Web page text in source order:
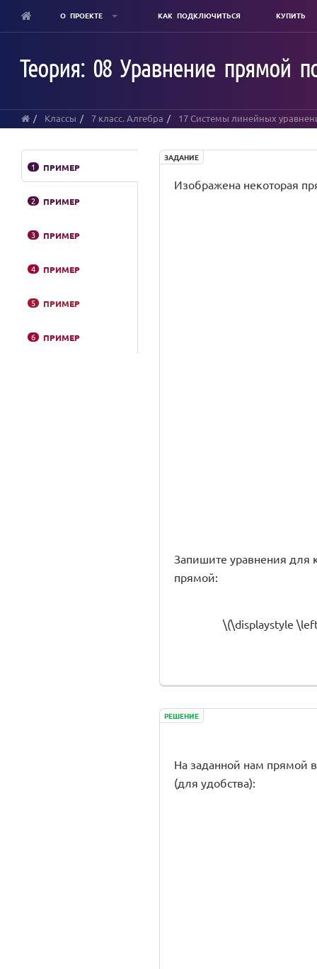
content
О ПРОЕКТЕ КАК ПОДКЛЮЧИТЬСЯ КУПИТЬ
Теория: 08 Уравнение прямой
Классы 7 класс. Алгебра 17 Системы линейных
1 ПРИМЕР
2 ПРИМЕР
3 ПРИМЕР
4 ПРИМЕР
5 ПРИМЕР
6 ПРИМЕР
ЗАДАНИЕ
Изображена некоторая
Запишите уравнения для
прямой:
\(\displaystyle
РЕШЕНИЕ
На заданной нам прямой
(для удобства):